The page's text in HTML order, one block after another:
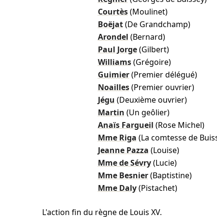
Courtès (Moulinet)
Boëjat (De Grandchamp)
Arondel (Bernard)
Paul Jorge (Gilbert)
Williams (Grégoire)
Guimier (Premier délégué)
Noailles (Premier ouvrier)
Jégu (Deuxième ouvrier)
Martin (Un geôlier)
Anaïs Fargueil (Rose Michel)
Mme Riga (La comtesse de
Jeanne Pazza (Louise)
Mme de Sévry (Lucie)
Mme Besnier (Baptistine)
Mme Daly (Pistachet)
L'action fin du règne de Louis XV.